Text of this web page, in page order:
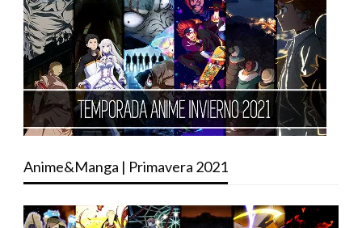
Anime&Manga | Primavera 2021